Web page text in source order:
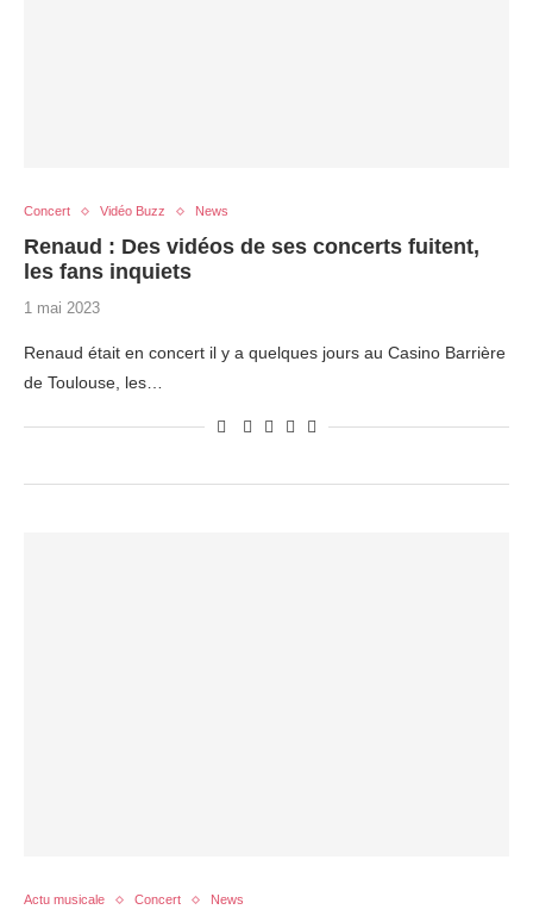
Concert Vidéo Buzz News
Renaud : Des vidéos de ses concerts fuitent,
les fans inquiets
1 mai 2023
Renaud était en concert il y a quelques jours au Casino Barrière
de Toulouse, les…
Actu musicale Concert News